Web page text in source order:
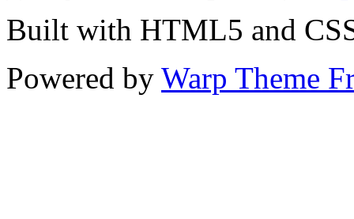
Built with HTML5 and
Powered by Warp Theme